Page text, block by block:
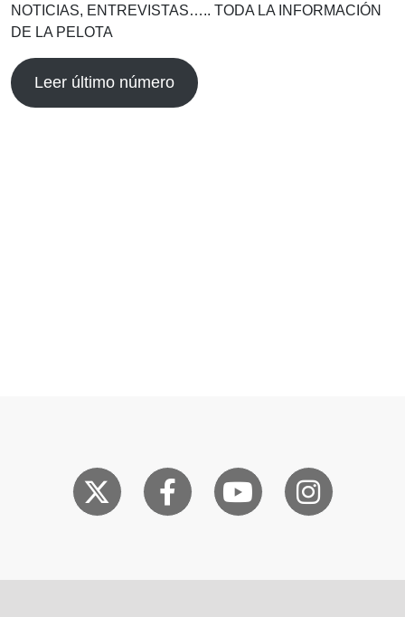
NOTICIAS, ENTREVISTAS….. TODA LA INFORMACIÓN
DE LA PELOTA
Leer último número